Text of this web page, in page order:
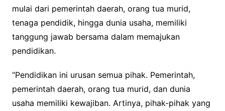
mulai dari pemerintah daerah, orang tua murid,
tenaga pendidik, hingga dunia usaha, memiliki
tanggung jawab bersama dalam memajukan
pendidikan.
“Pendidikan ini urusan semua pihak. Pemerintah,
pemerintah daerah, orang tua murid, dan dunia
usaha memiliki kewajiban. Artinya, pihak-pihak yang